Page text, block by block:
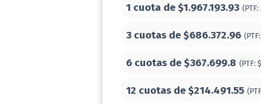
1 cuota de$1.967.193.93 (PTF:
3 cuotas de$686.372.96 (PTF:
6 cuotas de$367.699.8 (PTF:
12 cuotas de$214.491.55